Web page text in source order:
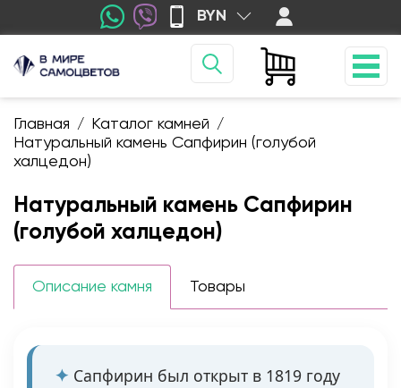
BYN
Главная / Каталог камней /
Натуральный камень Сапфирин (голубой
халцедон)
Натуральный камень Сапфирин
(голубой халцедон)
Описание камня Товары
Сапфирин был открыт в 1819 году